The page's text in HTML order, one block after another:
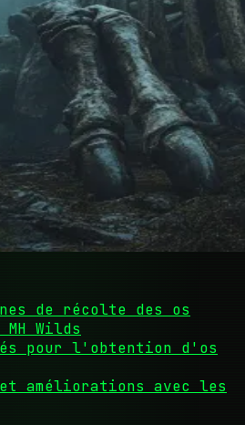
de récolte des os
Wilds
pour l'obtention d'os
améliorations avec les